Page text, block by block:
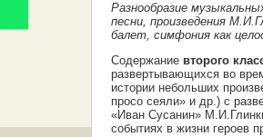
Разнообразие
песни, произведения
балет, симфония как
Содержание второго
развертывающихся во
истории небольших
просо сеяли» и др.) с
«Иван Сусанин»
событиях в жизни героев